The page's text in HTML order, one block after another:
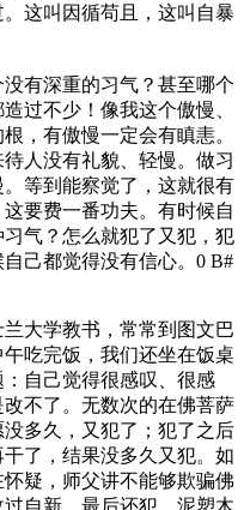
这叫因循苟且，这叫自暴
有深重的习气？甚至哪个
过不少！像我这个傲慢、
，有傲慢一定会有瞋恚。
人没有礼貌、轻慢。做习
等到能察觉了，这就很有
要费一番功夫。有时候自
气？怎么就犯了又犯，犯
己都觉得没有信心。 0 B#
大学教书，常常到图文巴
吃完饭，我们还坐在饭桌
：自己觉得很感叹、很感
不了。无数次的在佛菩萨
多久，又犯了；犯了之后
了，结果没多久又犯。如
疑，师父讲不能够欺骗佛
自新，最后还犯，泥塑木